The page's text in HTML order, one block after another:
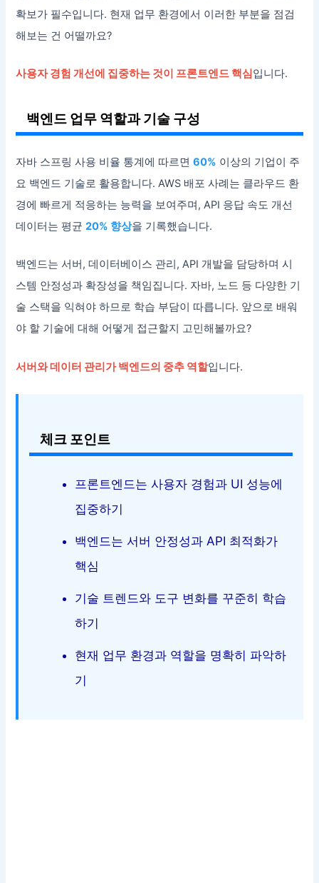
확보가 필수입니다. 현재 업무 환경에서 이러한 부분을 점검
해보는 건 어떨까요?
사용자 경험 개선에 집중하는 것이 프론트엔드 핵심입니다.
백엔드 업무 역할과 기술 구성
자바 스프링 사용 비율 통계에 따르면60% 이상의 기업이 주
요 백엔드 기술로 활용합니다. AWS 배포 사례는 클라우드 환
경에 빠르게 적응하는 능력을 보여주며, API 응답 속도 개선
데이터는 평균20% 향상을 기록했습니다.
백엔드는 서버, 데이터베이스 관리, API 개발을 담당하며 시
스템 안정성과 확장성을 책임집니다. 자바, 노드 등 다양한 기
술 스택을 익혀야 하므로 학습 부담이 따릅니다. 앞으로 배워
야 할 기술에 대해 어떻게 접근할지 고민해볼까요?
서버와 데이터 관리가 백엔드의 중추 역할입니다.
체크 포인트
프론트엔드는 사용자 경험과 UI 성능에
집중하기
백엔드는 서버 안정성과 API 최적화가
핵심
기술 트렌드와 도구 변화를 꾸준히 학습
하기
현재 업무 환경과 역할을 명확히 파악하
기